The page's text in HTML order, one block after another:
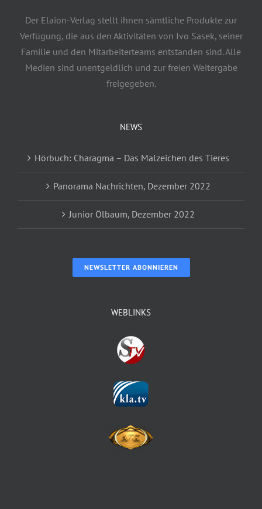
Der Elaion-Verlag stellt ihnen sämtliche Produkte zur
Verfügung, die aus den Aktivitäten von Ivo Sasek, seiner
Familie und den Mitarbeiterteams entstanden sind. Alle
Medien sind unentgeldlich und zur freien Weitergabe
freigegeben.
NEWS
Hörbuch: Charagma – Das Malzeichen des Tieres
Panorama Nachrichten, Dezember 2022
Junior Ölbaum, Dezember 2022
NEWSLETTER ABONNIEREN
WEBLINKS